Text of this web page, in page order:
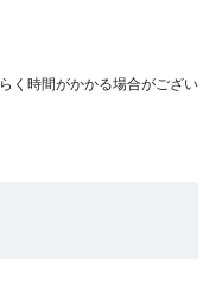
く時間がかかる場合がござい